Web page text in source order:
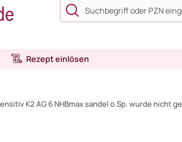
Rezept einlösen
K2 AG 6 NHBmax sandel o.Sp. wurde nicht